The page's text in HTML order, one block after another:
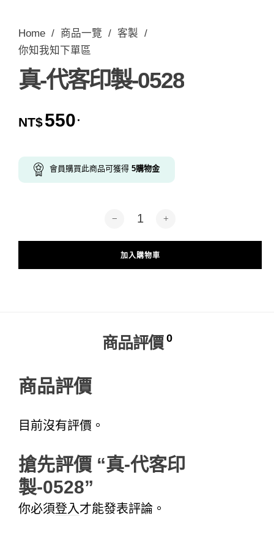
Home / 商品一覽 / 客製 /
你知我知下單區
真-代客印製-0528
NT$550 .
會員購買此商品可獲得 5購物金
真-代客印製-0528 數量
加入購物車
商品評價 0
商品評價
目前沒有評價。
搶先評價 “真-代客印
製-0528”
你必須登入才能發表評論。